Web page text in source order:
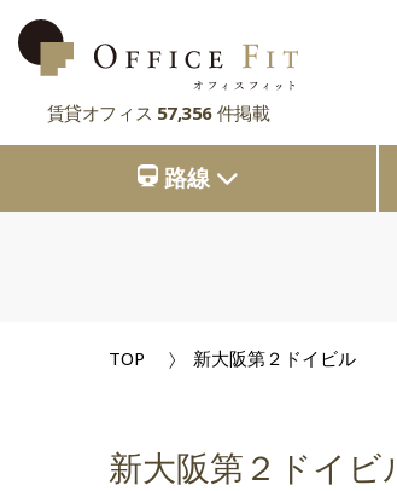
賃貸オフィス 57,356 件掲載
路線
京都府
兵庫県
路線
TOP 新大阪第２ドイビル
新大阪第２ドイビ